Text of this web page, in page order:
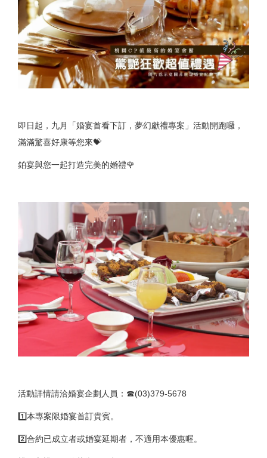
即日起，九月「婚宴首看下訂，夢幻獻禮專案」活動開跑囉，
滿滿驚喜好康等您來💝
鉑宴與您一起打造完美的婚禮🌹
活動詳情請洽婚宴企劃人員：☎(03)379-5678
1️⃣本專案限婚宴首訂貴賓。
2️⃣合約已成立者或婚宴延期者，不適用本優惠喔。